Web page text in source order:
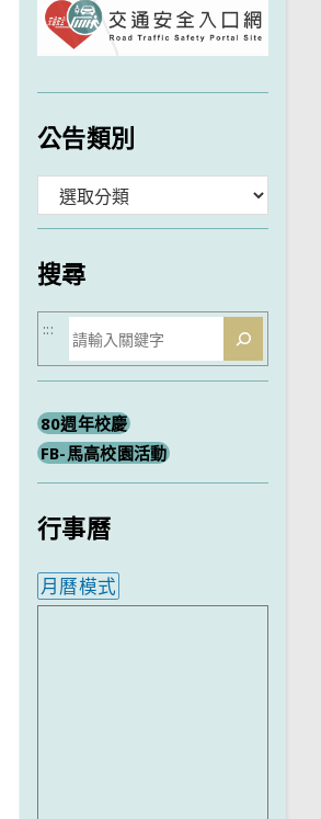
公告類別
類
搜尋
搜
尋
:::
80週年校慶
FB-馬高校園活動
行事曆
月曆模式